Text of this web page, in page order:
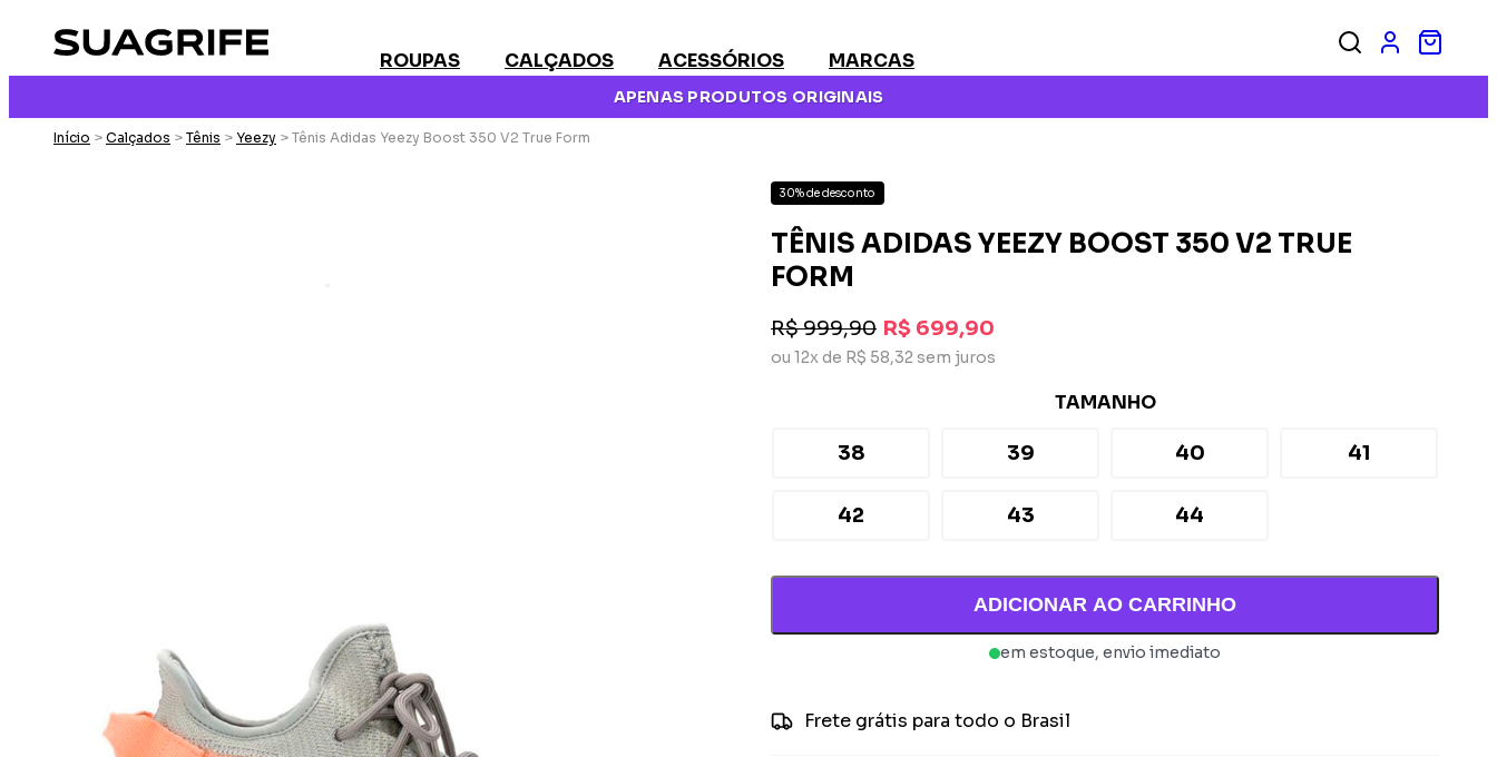
ROUPAS CALÇADOS ACESSÓRIOS MARCAS
APENAS PRODUTOS ORIGINAIS
Início > Calçados > Tênis > Yeezy > Tênis Adidas Yeezy Boost 350 V2 True Form
30% de desconto
TÊNIS ADIDAS YEEZY BOOST 350 V2 TRUE
FORM
R$ 999,90 R$ 699,90
ou 12x de R$ 58,32 sem juros
TAMANHO
38 39 40 41
42 43 44
ADICIONAR AO CARRINHO
em estoque, envio imediato
Frete grátis para todo o Brasil